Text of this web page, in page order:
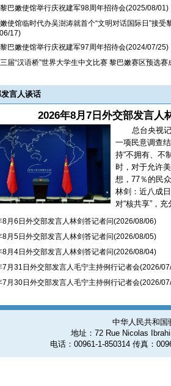
巴嫩使馆举行庆祝建军98周年招待会(2025/08/01)
使馆临时代办吴澍涛就首个“文明对话国际日”接受
17)
巴嫩使馆举行庆祝建军97周年招待会(2024/07/25)
届“汉语桥”世界大学生中文比赛 黎巴嫩赛区预选赛
言人谈话
2026年8月7日外交部发言人
总台央视
一项民意调查
持“不拥有、不
时，对于允许
想，77％的民
林剑：近八成
对“核共享”，
8月6日外交部发言人林剑答记者问(2026/08/06)
8月5日外交部发言人林剑答记者问(2026/08/05)
8月4日外交部发言人林剑答记者问(2026/08/04)
7月31日外交部发言人毛宁主持例行记者会(2026/
7月30日外交部发言人毛宁主持例行记者会(2026/
中华人民共和国
地址：72 Rue Nicolas
电话：00961-1-850314 传真：